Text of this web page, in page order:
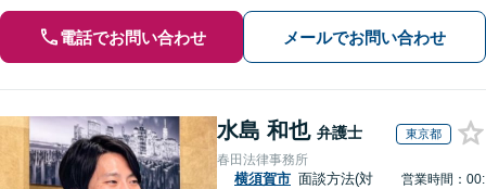
電話でお問い合わせ メールでお問い合わせ
水島 和也 弁護士 東京都
春田法律事務所
横須賀市 面談方法(対
営業時間：00: